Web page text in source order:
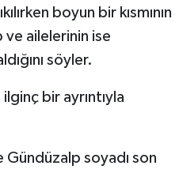
boyun bir kısmının
ve ailelerinin ise
söyler.
bir ayrıntıyla
Gündüzalp soyadı son